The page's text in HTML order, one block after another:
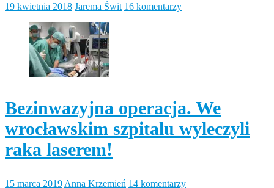
19 kwietnia 2018 Jarema Świt 16 komentarzy
Bezinwazyjna operacja. We
wrocławskim szpitalu wyleczyli
raka laserem!
15 marca 2019 Anna Krzemień 14 komentarzy